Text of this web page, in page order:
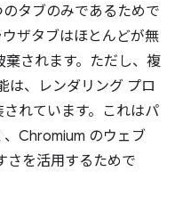
タブのみであるためで
ザタブはほとんどが無
棄されます。ただし、複
は、レンダリング プロ
れています。これはパ
Chromium のウェブ
さを活用するためで